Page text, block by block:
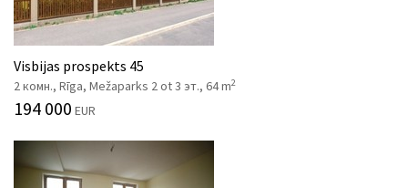
Visbijas prospekts 45
2 комн., Rīga, Mežaparks 2 ot 3 эт., 64 m2
194 000 EUR